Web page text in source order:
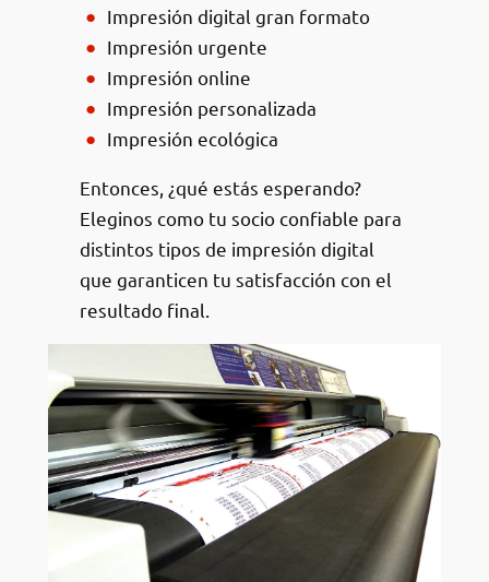
Impresión digital gran formato
Impresión urgente
Impresión online
Impresión personalizada
Impresión ecológica
Entonces, ¿qué estás esperando?
Eleginos como tu socio confiable para
distintos tipos de impresión digital
que garanticen tu satisfacción con el
resultado final.